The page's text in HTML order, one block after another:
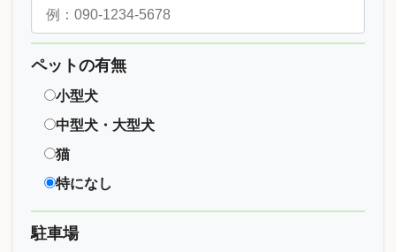
ペットの有無
小型犬
中型犬・大型犬
猫
特になし
駐車場